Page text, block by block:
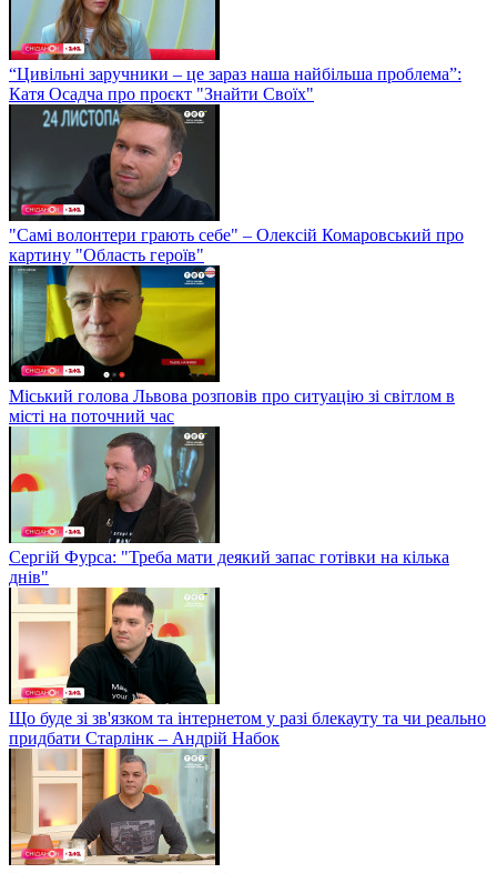
“Цивільні заручники – це зараз наша найбільша проблема”:
Катя Осадча про проєкт "Знайти Своїх"
"Самі волонтери грають себе" – Олексій Комаровський про
картину "Область героїв"
Міський голова Львова розповів про ситуацію зі світлом в
місті на поточний час
Сергій Фурса: "Треба мати деякий запас готівки на кілька
днів"
Що буде зі зв'язком та інтернетом у разі блекауту та чи реально
придбати Старлінк – Андрій Набок